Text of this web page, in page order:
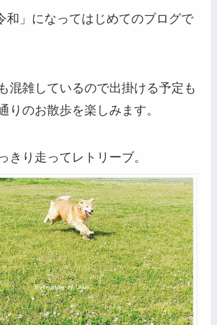
和」になってはじめてのブログで
混雑しているので出掛ける予定も
りのお散歩を楽しみます。
きり走ってレトリーブ。